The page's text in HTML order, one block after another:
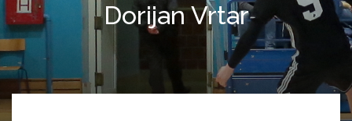
Dorijan Vrtar